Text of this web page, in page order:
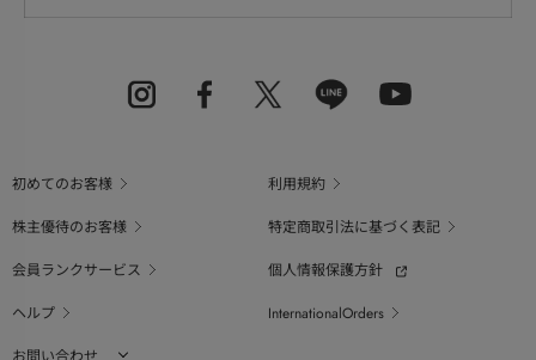
初めてのお客様
利用規約
株主優待のお客様
特定商取引法に基づく表記
会員ランクサービス
個人情報保護方針
ヘルプ
InternationalOrders